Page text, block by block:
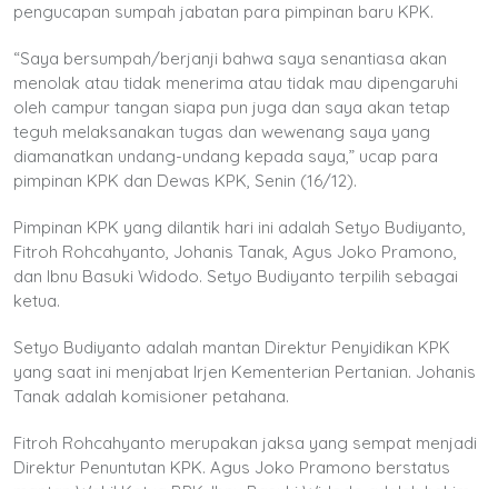
pengucapan sumpah jabatan para pimpinan baru KPK.
“Saya bersumpah/berjanji bahwa saya senantiasa akan
menolak atau tidak menerima atau tidak mau dipengaruhi
oleh campur tangan siapa pun juga dan saya akan tetap
teguh melaksanakan tugas dan wewenang saya yang
diamanatkan undang-undang kepada saya,” ucap para
pimpinan KPK dan Dewas KPK, Senin (16/12).
Pimpinan KPK yang dilantik hari ini adalah Setyo Budiyanto,
Fitroh Rohcahyanto, Johanis Tanak, Agus Joko Pramono,
dan Ibnu Basuki Widodo. Setyo Budiyanto terpilih sebagai
ketua.
Setyo Budiyanto adalah mantan Direktur Penyidikan KPK
yang saat ini menjabat Irjen Kementerian Pertanian. Johanis
Tanak adalah komisioner petahana.
Fitroh Rohcahyanto merupakan jaksa yang sempat menjadi
Direktur Penuntutan KPK. Agus Joko Pramono berstatus